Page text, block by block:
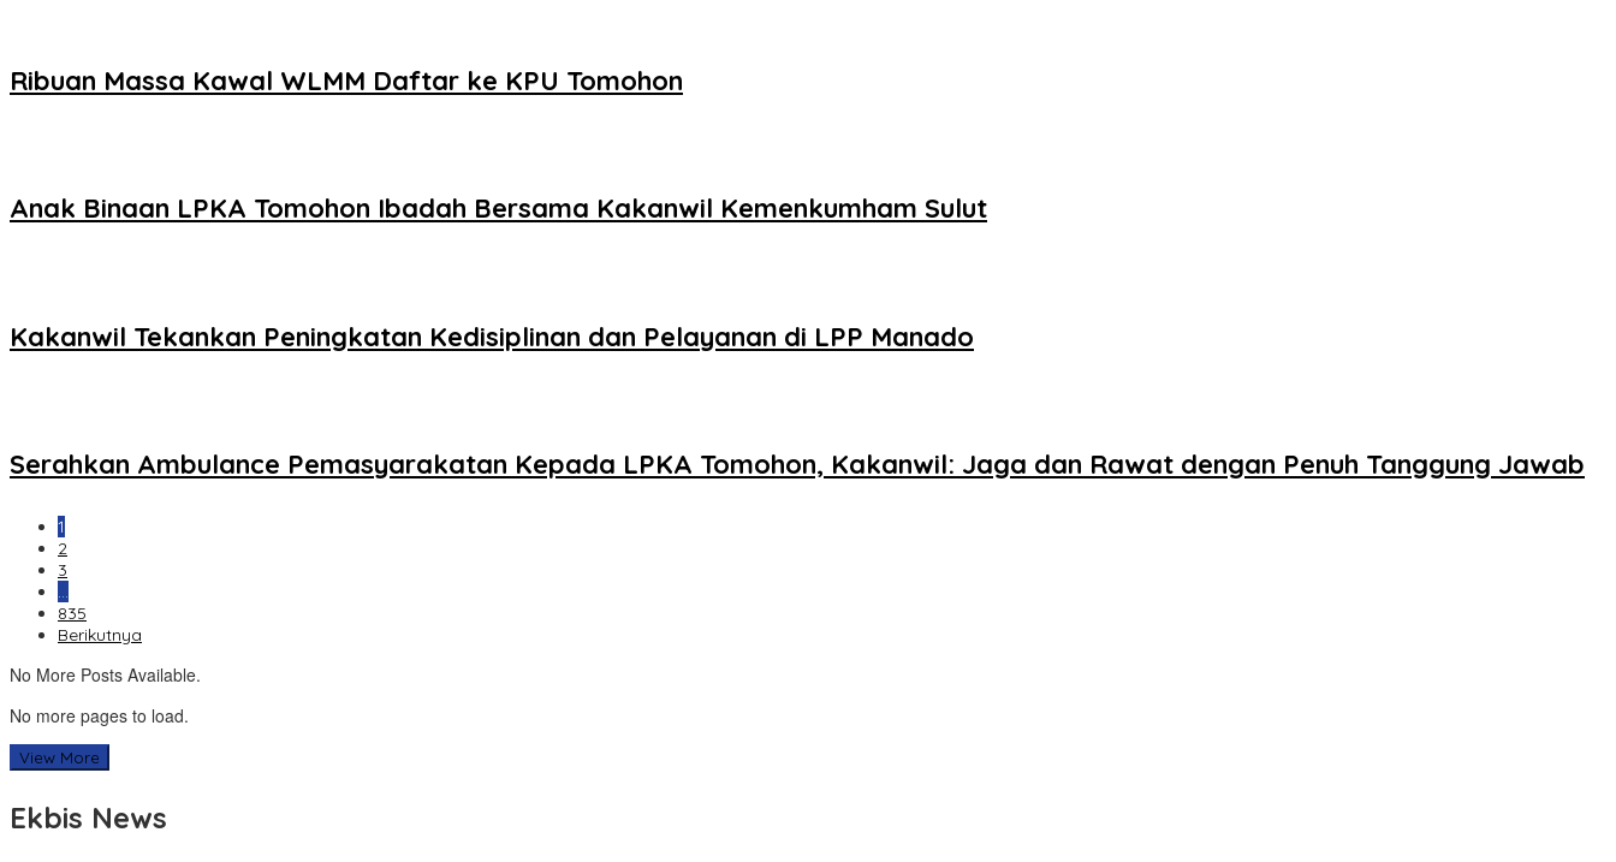
Ribuan Massa Kawal WLMM Daftar ke KPU Tomohon
Anak Binaan LPKA Tomohon Ibadah Bersama Kakanwil Kemenkumham Sulut
Kakanwil Tekankan Peningkatan Kedisiplinan dan Pelayanan di LPP Manado
Serahkan Ambulance Pemasyarakatan Kepada LPKA Tomohon, Kakanwil: Jaga dan Rawat dengan Penuh Tanggung Jawab
1
2
3
…
835
Berikutnya
No More Posts Available.
No more pages to load.
View More
Ekbis News